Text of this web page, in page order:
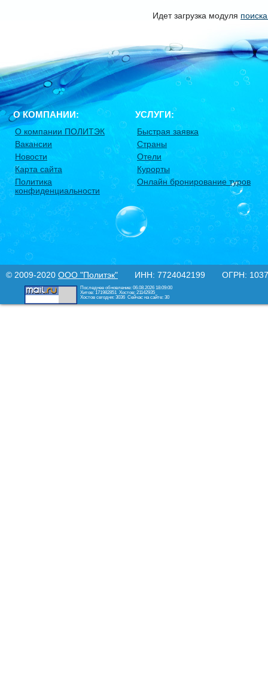
Идет загрузка модуля
О КОМПАНИИ:
О компании ПОЛИТЭК
Вакансии
Новости
Карта сайта
Политика
конфиденциальности
УСЛУГИ:
Быстрая заявка
Страны
Отели
Курорты
Онлайн бронирование туров
© 2009-2020 ООО "Политэк" ИНН: 7724042199 ОГРН:
Последнее обновление: 06.08.2026 18:09:00
Хитов: 171982851 Хостов: 21142935
Хостов сегодня: 3036 Сейчас на сайте: 30